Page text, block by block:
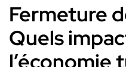
Fermeture
Quels
l’économie